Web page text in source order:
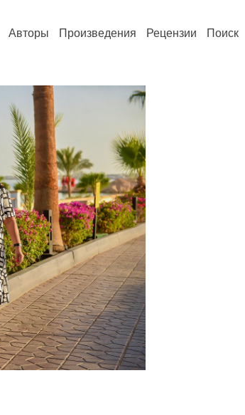
Авторы Произведения Рецензии Поиск